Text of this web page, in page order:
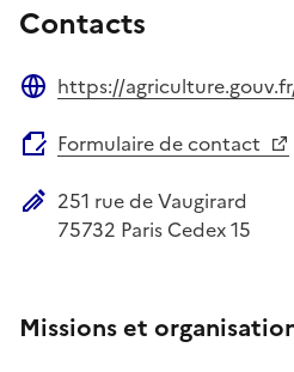
Contacts
https://
Formulaire de contact
Adresse postale
251 rue de Vaugirard
75732 Paris Cedex 15
Missions et